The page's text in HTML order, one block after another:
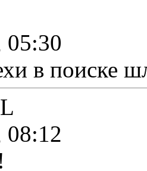
05:30
в поиске
08:12